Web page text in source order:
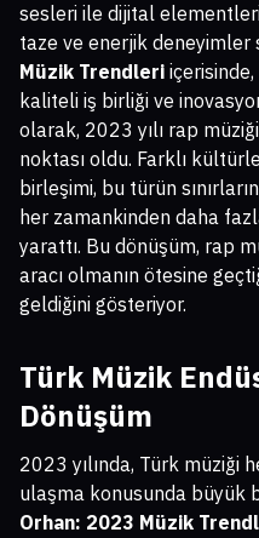
sesleri ile dijital
taze ve enerjik deneyimler
Müzik Trendleri
kaliteli iş birliği ve
olarak, 2023 yılı rap
noktası oldu. Farklı
birleşimi, bu türün
her zamankinden daha
yarattı. Bu dönüşüm, rap
aracı olmanın ötesine
geldiğini gösteriyor.
Türk Müzik
Dönüşüm
2023 yılında, Türk müziği
ulaşma konusunda büyük
Orhan: 2023 Müzik